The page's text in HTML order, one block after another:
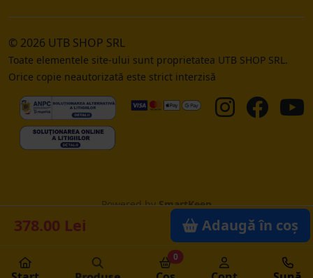
© 2026 UTB SHOP SRL
Toate elementele site-ului sunt proprietatea UTB SHOP SRL.
Orice copie neautorizată este strict interzisă
Powered bySmartKeep
378.00 Lei Adaugă în coș
0